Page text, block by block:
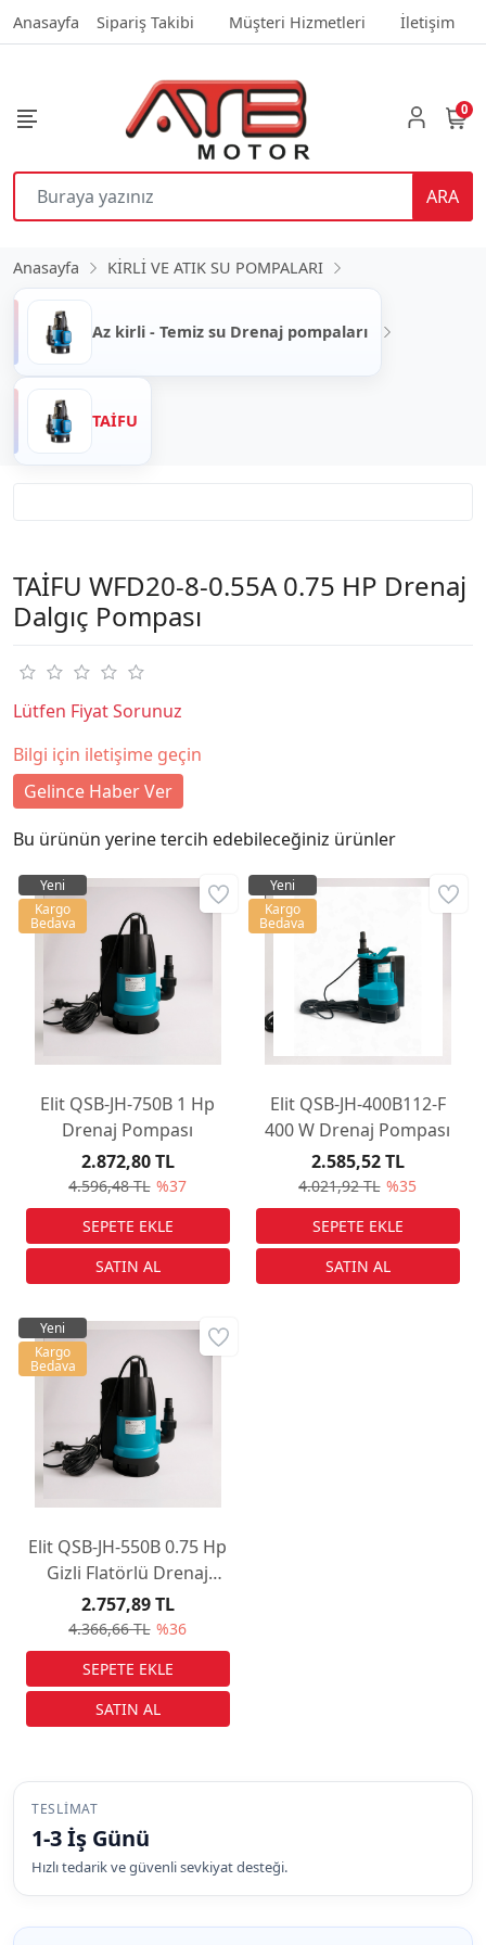
Anasayfa Sipariş Takibi Müşteri Hizmetleri İletişim
ARA
0
Anasayfa KİRLİ VE ATIK SU POMPALARI
Az kirli - Temiz su Drenaj pompaları
TAİFU
TAİFU WFD20-8-0.55A 0.75 HP Drenaj
Dalgıç Pompası
Lütfen Fiyat Sorunuz
Bilgi için iletişime geçin
Gelince Haber Ver
Bu ürünün yerine tercih edebileceğiniz ürünler
Elit QSB-JH-750B 1 Hp
Drenaj Pompası
4.596,48 TL %37
2.872,80 TL
Yeni
Kargo
Bedava
Elit QSB-JH-400B112-F
400 W Drenaj Pompası
4.021,92 TL %35
2.585,52 TL
Yeni
Kargo
Bedava
Elit QSB-JH-550B 0.75 Hp
Gizli Flatörlü Drenaj
Pompası
4.366,66 TL %36
2.757,89 TL
Yeni
Kargo
Bedava
TESLIMAT
1-3 İş Günü
Hızlı tedarik ve güvenli sevkiyat desteği.